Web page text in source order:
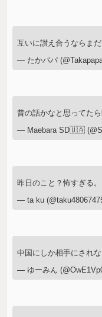
互いに讃え合うならま
— たかパパ
昔の話かなと思ってた
— Maebara SD🇺🇦
昨日のこと？怖すぎる。
— ta ku
中国にしか相手にされ
— ゆーみん